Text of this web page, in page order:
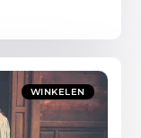
WINKELEN